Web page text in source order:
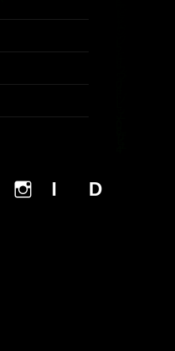
INSTAGRAM
IMPRESSUM